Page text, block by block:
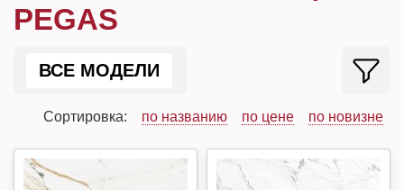
PEGAS
ВСЕ МОДЕЛИ
Сортировка: по названию по цене по новизне